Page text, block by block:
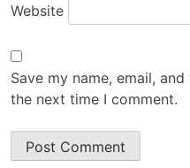
Website
Save my name, email,
the next time I comment.